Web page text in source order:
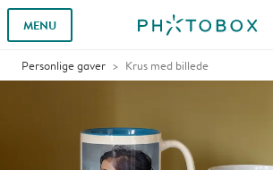
MENU
Personlige gaver Krus med billede